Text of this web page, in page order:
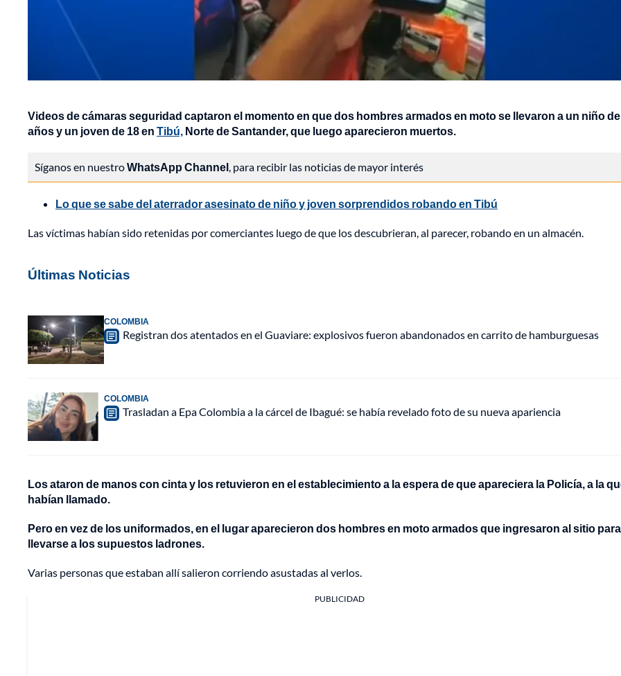
Videos de cámaras seguridad captaron el momento en que dos hombres armados en moto se llevaron a un niño
años y un joven de 18 en Tibú, Norte de Santander, que luego aparecieron muertos.
Síganos en nuestroWhatsApp Channel, para recibir las noticias de mayor interés
Lo que se sabe del aterrador asesinato de niño y joven sorprendidos robando en Tibú
Las víctimas habían sido retenidas por comerciantes luego de que los descubrieran, al parecer, robando en un almacén.
Últimas Noticias
COLOMBIA
Registran dos atentados en el Guaviare: explosivos fueron abandonados en carrito de hamburguesas
COLOMBIA
Trasladan a Epa Colombia a la cárcel de Ibagué: se había revelado foto de su nueva apariencia
Los ataron de manos con cinta y los retuvieron en el establecimiento a la espera de que apareciera la Policía, a la
habían llamado.
Pero en vez de los uniformados, en el lugar aparecieron dos hombres en moto armados que ingresaron al sitio para
llevarse a los supuestos ladrones.
Varias personas que estaban allí salieron corriendo asustadas al verlos.
PUBLICIDAD